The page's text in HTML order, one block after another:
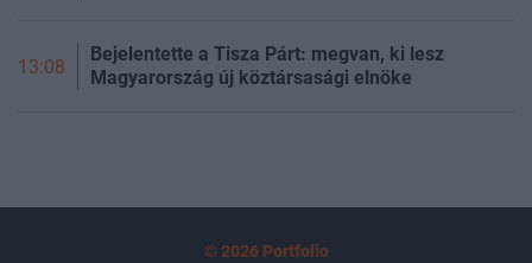
13:08
Bejelentette a Tisza Párt: megvan, ki lesz
Magyarország új köztársasági elnöke
© 2026 Portfolio